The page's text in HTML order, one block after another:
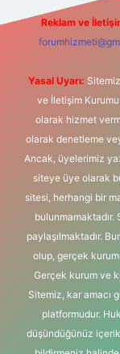
Reklam ve
Yasal Uyarı:
ve İletişim Kurumu
olarak hizmet
olarak denetleme
Ancak, üyelerimiz
siteye üye olarak
sitesi, herhangi bir
bulunmamaktadır.
paylaşılmaktadır.
olup, gerçek kurum
Gerçek kurum ve
Sitemiz, kar amacı
platformudur.
düşündüğünüz